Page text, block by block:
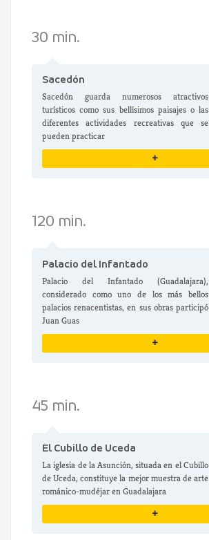
30 min.
Sacedón
Sacedón guarda numerosos atractivos
turísticos como sus bellísimos paisajes o las
diferentes actividades recreativas que se
pueden practicar
+
120 min.
Palacio del Infantado
Palacio del Infantado (Guadalajara),
considerado como uno de los más bellos
palacios renacentistas, en sus obras participó
Juan Guas
+
45 min.
El Cubillo de Uceda
La iglesia de la Asunción, situada en el Cubillo
de Uceda, constituye la mejor muestra de arte
románico-mudéjar en Guadalajara
+